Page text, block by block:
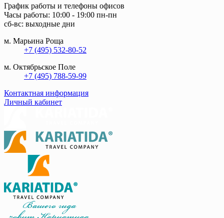
График работы и телефоны офисов
Часы работы: 10:00 - 19:00 пн-пн
сб-вс: выходные дни
м. Марьина Роща
+7 (495) 532-80-52
м. Октябрьское Поле
+7 (495) 788-59-99
Контактная информация
Личный кабинет